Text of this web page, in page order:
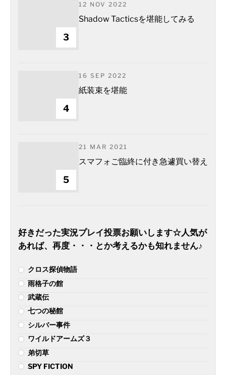
3
12 NOV 2022
Shadow Tacticsを堪能してみる
4
16 SEP 2022
紙装束を堪能
5
21 MAR 2021
スマフォご臨終に付き急遽買い替え
好きだった実況プレイ投票お願いします☆人気が
あれば、再度・・・とか考えるかも知れません♪
クロス探偵物語
雨格子の館
武蔵伝
七つの秘館
シルバー事件
ワイルドアームズ３
弟切草
SPY FICTION